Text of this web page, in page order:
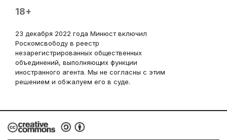
18+
23 декабря 2022 года Минюст включил
Роскомсвободу в реестр
незарегистрированных общественных
объединений, выполняющих функции
иностранного агента. Мы не согласны с этим
решением и обжалуем его в суде.